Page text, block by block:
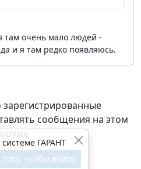
там очень мало людей -
и я там редко появляюсь.
зарегистрированные
сообщения на этом
чтобы войти
ГАРАНТ